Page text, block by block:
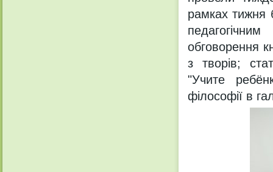
рамках тижня
обговорення
з творів;
"Учите
філософії в